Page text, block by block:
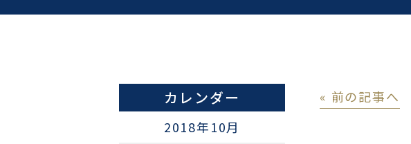
« 前の記事へ
カレンダー
2018年10月